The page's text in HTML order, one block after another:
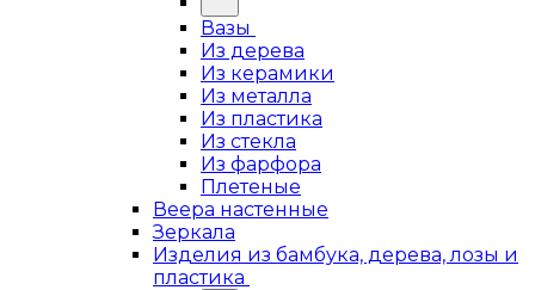
Вазы
Из дерева
Из керамики
Из металла
Из пластика
Из стекла
Из фарфора
Плетеные
Веера настенные
Зеркала
Изделия из бамбука, дерева, лозы и
пластика